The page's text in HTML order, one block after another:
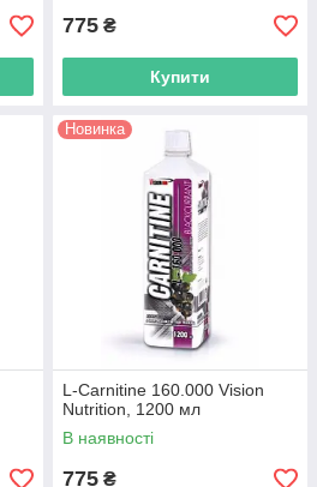
775 ₴
Купити
Новинка
L-Carnitine 160.000 Vision
Nutrition, 1200 мл
В наявності
775 ₴